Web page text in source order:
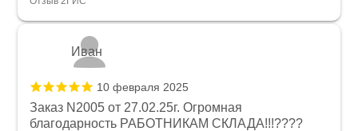
Иван
10 февраля 2025
Заказ N2005 от 27.02.25г. Огромная
благодарность РАБОТНИКАМ СКЛАДА!!!????